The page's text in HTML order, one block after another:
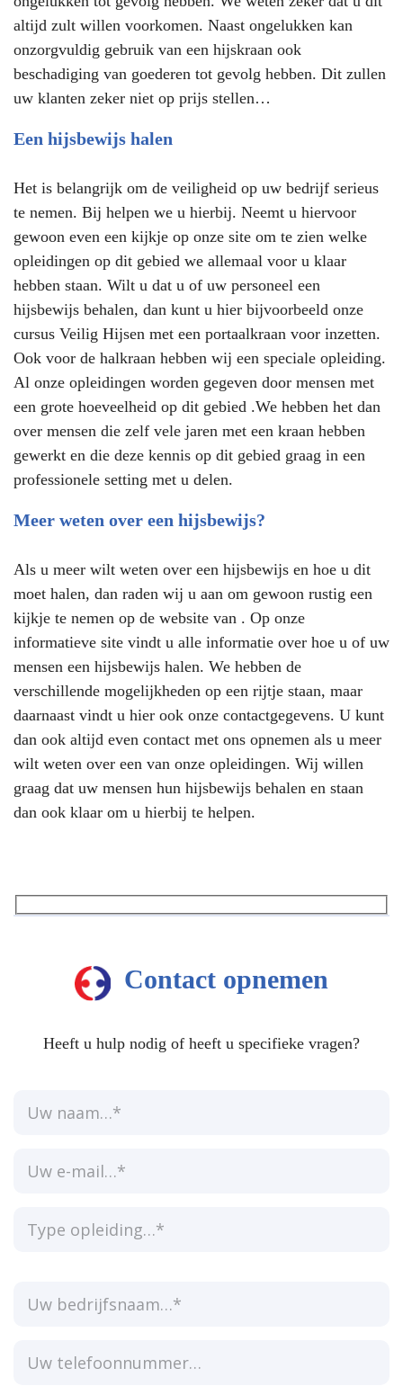
altijd zult willen voorkomen. Naast ongelukken kan
onzorgvuldig gebruik van een hijskraan ook
beschadiging van goederen tot gevolg hebben. Dit zullen
uw klanten zeker niet op prijs stellen…
Een hijsbewijs halen
Het is belangrijk om de veiligheid op uw bedrijf serieus
te nemen. Bij helpen we u hierbij. Neemt u hiervoor
gewoon even een kijkje op onze site om te zien welke
opleidingen op dit gebied we allemaal voor u klaar
hebben staan. Wilt u dat u of uw personeel een
hijsbewijs behalen, dan kunt u hier bijvoorbeeld onze
cursus Veilig Hijsen met een portaalkraan voor inzetten.
Ook voor de halkraan hebben wij een speciale opleiding.
Al onze opleidingen worden gegeven door mensen met
een grote hoeveelheid op dit gebied .We hebben het dan
over mensen die zelf vele jaren met een kraan hebben
gewerkt en die deze kennis op dit gebied graag in een
professionele setting met u delen.
Meer weten over een hijsbewijs?
Als u meer wilt weten over een hijsbewijs en hoe u dit
moet halen, dan raden wij u aan om gewoon rustig een
kijkje te nemen op de website van . Op onze
informatieve site vindt u alle informatie over hoe u of uw
mensen een hijsbewijs halen. We hebben de
verschillende mogelijkheden op een rijtje staan, maar
daarnaast vindt u hier ook onze contactgegevens. U kunt
dan ook altijd even contact met ons opnemen als u meer
wilt weten over een van onze opleidingen. Wij willen
graag dat uw mensen hun hijsbewijs behalen en staan
dan ook klaar om u hierbij te helpen.
Contact opnemen
Heeft u hulp nodig of heeft u specifieke vragen?